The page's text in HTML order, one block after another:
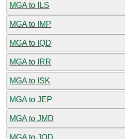
MGA to ILS
MGA to IMP
MGA to IQD
MGA to IRR
MGA to ISK
MGA to JEP
MGA to JMD
MGA to JOD